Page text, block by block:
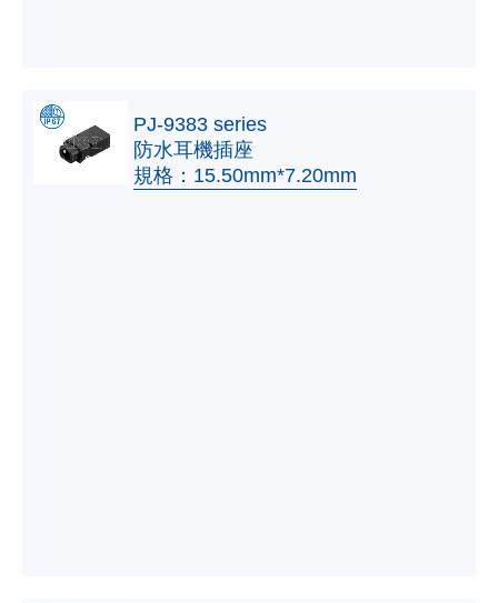
PJ-9383 series
防水耳機插座
規格：15.50mm*7.20mm